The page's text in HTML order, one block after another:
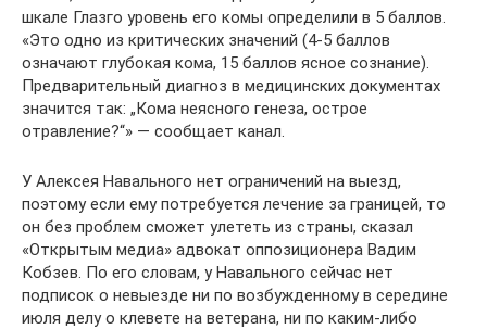
шкале Глазго уровень его комы определили в 5 баллов.
«Это одно из критических значений (4-5 баллов
означают глубокая кома, 15 баллов ясное сознание).
Предварительный диагноз в медицинских документах
значится так: „Кома неясного генеза, острое
отравление?“» — сообщает канал.
У Алексея Навального нет ограничений на выезд,
поэтому если ему потребуется лечение за границей, то
он без проблем сможет улететь из страны, сказал
«Открытым медиа» адвокат оппозиционера Вадим
Кобзев. По его словам, у Навального сейчас нет
подписок о невыезде ни по возбужденному в середине
июля делу о клевете на ветерана, ни по каким-либо